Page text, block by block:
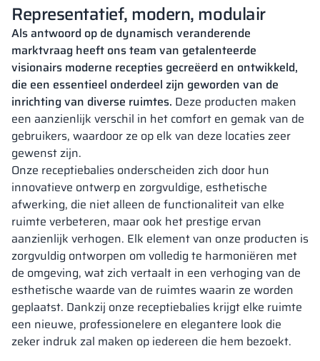
Representatief, modern, modulair
Als antwoord op de dynamisch veranderende
marktvraag heeft ons team van getalenteerde
visionairs moderne recepties gecreëerd en ontwikkeld,
die een essentieel onderdeel zijn geworden van de
inrichting van diverse ruimtes. Deze producten maken
een aanzienlijk verschil in het comfort en gemak van de
gebruikers, waardoor ze op elk van deze locaties zeer
gewenst zijn.
Onze receptiebalies onderscheiden zich door hun
innovatieve ontwerp en zorgvuldige, esthetische
afwerking, die niet alleen de functionaliteit van elke
ruimte verbeteren, maar ook het prestige ervan
aanzienlijk verhogen. Elk element van onze producten is
zorgvuldig ontworpen om volledig te harmoniëren met
de omgeving, wat zich vertaalt in een verhoging van de
esthetische waarde van de ruimtes waarin ze worden
geplaatst. Dankzij onze receptiebalies krijgt elke ruimte
een nieuwe, professionelere en elegantere look die
zeker indruk zal maken op iedereen die hem bezoekt.